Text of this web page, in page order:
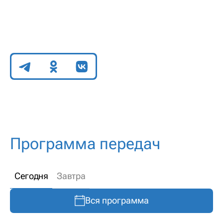
Поделиться
Программа передач
Сегодня Завтра
Вся программа